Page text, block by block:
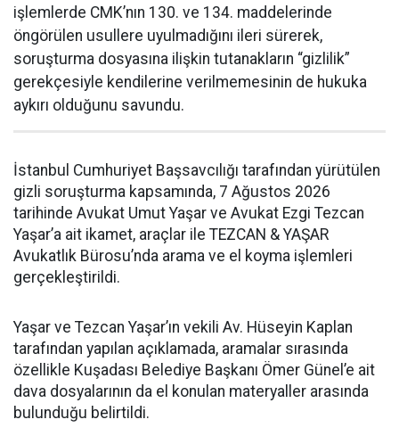
işlemlerde CMK’nın 130. ve 134. maddelerinde
öngörülen usullere uyulmadığını ileri sürerek,
soruşturma dosyasına ilişkin tutanakların “gizlilik”
gerekçesiyle kendilerine verilmemesinin de hukuka
aykırı olduğunu savundu.
İstanbul Cumhuriyet Başsavcılığı tarafından yürütülen
gizli soruşturma kapsamında, 7 Ağustos 2026
tarihinde Avukat Umut Yaşar ve Avukat Ezgi Tezcan
Yaşar’a ait ikamet, araçlar ile TEZCAN & YAŞAR
Avukatlık Bürosu’nda arama ve el koyma işlemleri
gerçekleştirildi.
Yaşar ve Tezcan Yaşar’ın vekili Av. Hüseyin Kaplan
tarafından yapılan açıklamada, aramalar sırasında
özellikle Kuşadası Belediye Başkanı Ömer Günel’e ait
dava dosyalarının da el konulan materyaller arasında
bulunduğu belirtildi.